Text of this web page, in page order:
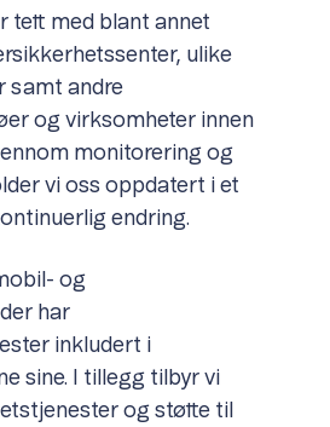
tett med blant annet
ulike
samt andre
og virksomheter innen
monitorering og
vi oss oppdatert i et
endring.
og
har
inkludert i
sine. I tillegg tilbyr vi
og støtte til